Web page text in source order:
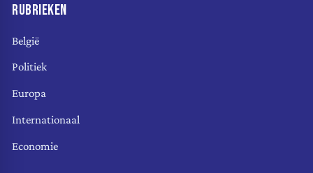
RUBRIEKEN
België
Politiek
Europa
Internationaal
Economie